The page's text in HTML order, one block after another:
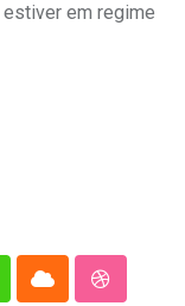
em regime
Cloud